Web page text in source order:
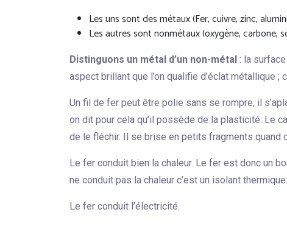
Les uns sont des métaux (Fer, cuivre, zinc,
Les autres sont nonmétaux (oxygène, carbone,
Distinguons un métal d’un non-métal : la
aspect brillant que l’on qualifie d’éclat métallique
Un fil de fer peut être polie sans se rompre, il
on dit pour cela qu’il possède de la plasticité. Le
de le fléchir. Il se brise en petits fragments quand
Le fer conduit bien la chaleur. Le fer est donc un
ne conduit pas la chaleur c’est un isolant thermique.
Le fer conduit l’électricité.